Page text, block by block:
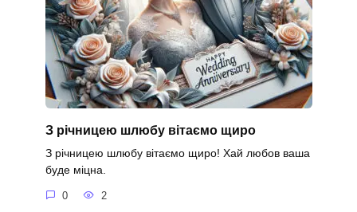
З річницею шлюбу вітаємо щиро
З річницею шлюбу вітаємо щиро! Хай любов ваша
буде міцна.
0 2